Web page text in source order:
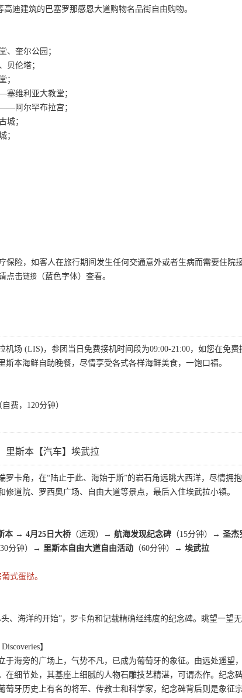
迪建筑的巴塞罗那感恩大道购物名品街自由购物。
奎尔公园；
贝伦塔；
；
维利亚大教堂；
阿尔罕布拉宫；
城；
；
保险，如客人在旅行期间发生任何交通意外或者生病而需要住院
点击链接 （蓝色字体）查看。
机场 (LIS)，参团当日免费接机时间段为09:00-21:00，如您在免
本海鲜自助晚餐，尽情享受各式各样海鲜美食，一饱口福。
自费，120分钟）
里斯本【汽车】埃武拉
罗卡角，在“陆止于此、海始于斯”的岩石角远眺大西洋，尽情拥
道院、罗西奥广场、自由大道等景点，最后入住埃武拉小镇。
本 → 4月25日大桥 （远观） → 航海发现纪念碑 （15分钟） → 圣杰
30分钟） → 里斯本自由大道自由活动 （60分钟） → 埃武拉
式蛋挞。
、海洋的开始”，罗卡角和记载精确经纬度的纪念碑。眺望一望
】
于海旁的广场上，气势不凡，已成为葡萄牙的象征。由远处遥望
在细节处，其基座上细腻的人物石雕技艺精湛，可谓杰作。纪念
萄牙历史上有名的将军、传教士和科学家，纪念碑背后则是象征